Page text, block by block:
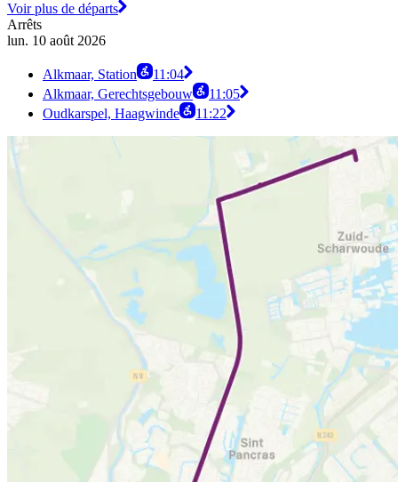
Voir plus de départs
Arrêts
lun. 10 août 2026
Alkmaar, Station
11:04
Alkmaar, Gerechtsgebouw
11:05
Oudkarspel, Haagwinde
11:22